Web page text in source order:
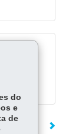
e
do
e
de